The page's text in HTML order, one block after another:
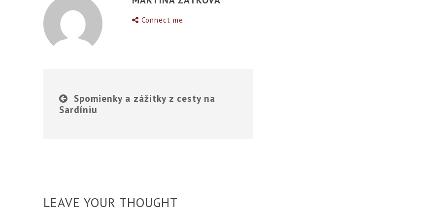
Connect me
Spomienky a zážitky z cesty na
Sardíniu
LEAVE YOUR THOUGHT